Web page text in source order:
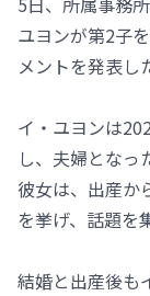
ユヨンが第2子
メントを発表し
イ・ユヨンは
し、夫婦とな
彼女は、出産か
を挙げ、話題を
結婚と出産後も